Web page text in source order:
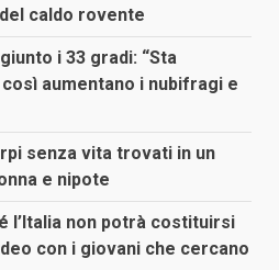
caldo rovente
i 33 gradi: “Sta
aumentano i nubifragi e
senza vita trovati in un
e nipote
l’Italia non potrà costituirsi
con i giovani che cercano